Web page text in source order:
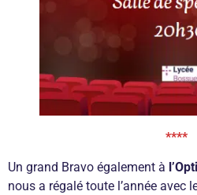
****
Un grand Bravo également à
nous a régalé toute l’année avec